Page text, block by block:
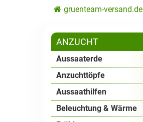
gruenteam-versand.de
ANZUCHT
Aussaaterde
Anzuchttöpfe
Aussaathilfen
Beleuchtung & Wärme